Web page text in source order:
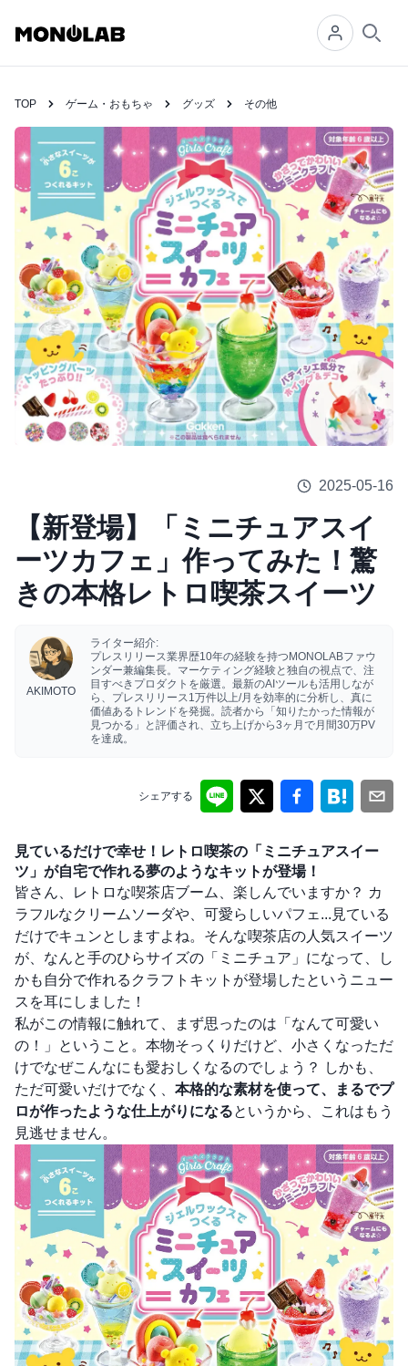
TOP ゲーム・おもちゃ グッズ その他
2025-05-16
【新登場】「ミニチュアスイ
ーツカフェ」作ってみた！驚
きの本格レトロ喫茶スイーツ
AKIMOTO
ライター紹介:
プレスリリース業界歴10年の経験を持つMONOLABファウ
ンダー兼編集長。マーケティング経験と独自の視点で、注
目すべきプロダクトを厳選。最新のAIツールも活用しなが
ら、プレスリリース1万件以上/月を効率的に分析し、真に
価値あるトレンドを発掘。読者から「知りたかった情報が
見つかる」と評価され、立ち上げから3ヶ月で月間30万PV
を達成。
シェアする
見ているだけで幸せ！レトロ喫茶の「ミニチュアスイー
ツ」が自宅で作れる夢のようなキットが登場！
皆さん、レトロな喫茶店ブーム、楽しんでいますか？ カ
ラフルなクリームソーダや、可愛らしいパフェ...見ている
だけでキュンとしますよね。そんな喫茶店の人気スイーツ
が、なんと手のひらサイズの「ミニチュア」になって、し
かも自分で作れるクラフトキットが登場したというニュー
スを耳にしました！
私がこの情報に触れて、まず思ったのは「なんて可愛い
の！」ということ。本物そっくりだけど、小さくなっただ
けでなぜこんなにも愛おしくなるのでしょう？ しかも、
ただ可愛いだけでなく、 本格的な素材を使って、まるでプ
ロが作ったような仕上がりになるというから、これはもう
見逃せません。